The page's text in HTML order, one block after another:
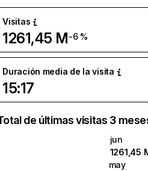
Visitas
1261,45 M-6 %
Duración media de la visita
15:17
de últimas visitas 3
jun
1261,45
may